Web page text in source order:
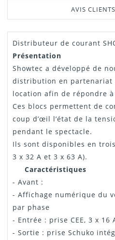
AVIS
Manuel /
Notice
Télécharger
Distributeur de courant
Présentation
Showtec a développé de
distribution en partenariat
location afin de répondre
Ces blocs permettent de
coup d’œil l’état de la
pendant le spectacle.
Ils sont disponibles en
3 x 32 A et 3 x 63 A).
Caractéristiques
- Avant :
- Affichage numérique du
par phase
- Entrée : prise CEE, 3 x 16
- Sortie : prise Schuko